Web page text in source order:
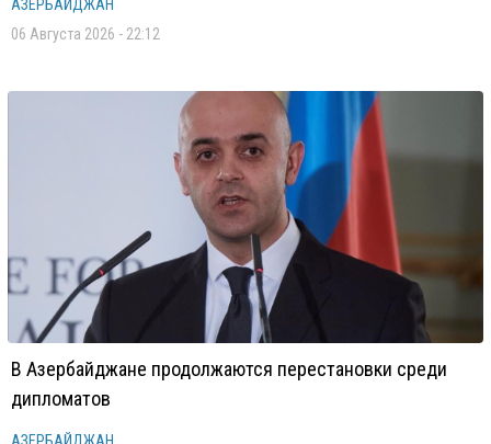
АЗЕРБАЙДЖАН
06 Августа 2026 - 22:12
В Азербайджане продолжаются перестановки среди
дипломатов